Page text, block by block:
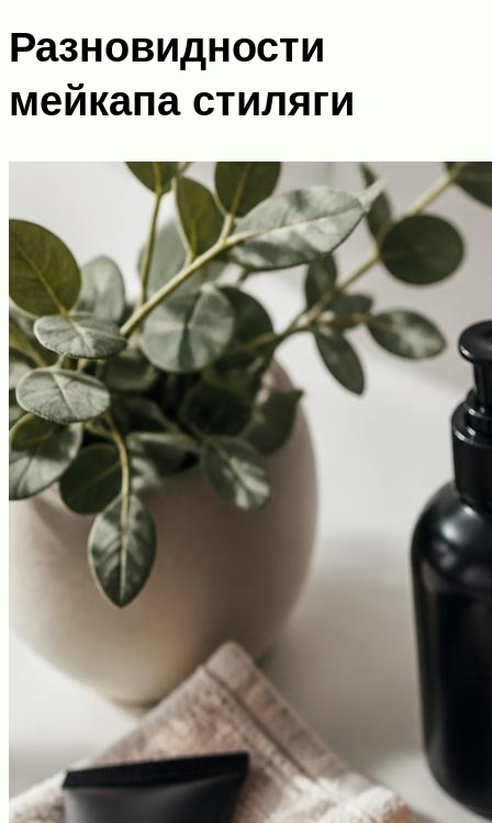
Разновидности
мейкапа стиляги